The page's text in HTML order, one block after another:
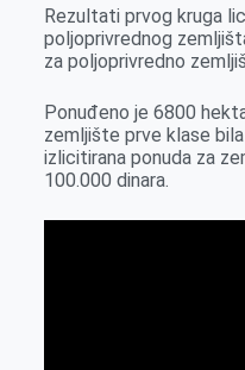
b
o
k
e
n
e
r
e
d
n
Rezultati prvog kruga
poljoprivrednog
za poljoprivredno
Ponuđeno je 6800
zemljište prve klase
izlicitirana ponuda za
100.000 dinara.